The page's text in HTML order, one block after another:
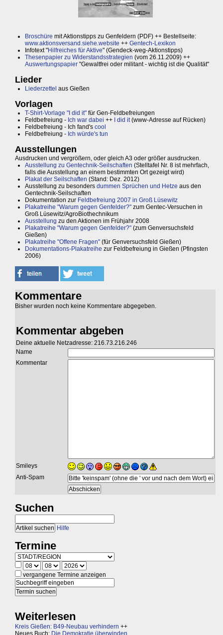
Broschüre mit Aktionstipps zu Genfeldern (PDF) ++ Bestellseite:
www.aktionsversand.siehe.website ++ Gentech-Lexikon
Infotext "Hilfreiches für Aktive" (Gendeck-weg-Aktionstipps)
Thesenpapier zu Widerstandsstrategien (vom 26.11.2009) ++
Auswertungspapier "Gewaltfrei oder militant - wichtig ist die Qualität"
Lieder
Liederzettel aus Gießen
Vorlagen
T-Shirt-Vorlage "I did it" für Gen-Feldbefreiungen
Feldbefreiung - Ich war dabei ++ I did it(www-Adresse auf Rücken)
Feldbefreiung - Ich fand's cool
Feldbefreiung - Ich würde's tun
Ausstellungen
Ausdrucken und vergrößern, oder gleich A3 oder größer ausdrucken.
Ausstellung zu Gentechnik-Seilschaften (Stelltafel Nr. 8 ist mehrfach,
falls die Ausstellung an einem bestimmten Ort gezeigt wird)
Plakat der Seilschaften (Stand: Dez. 2012)
Ausstellung zu besonders dummen Sprüchen und Hetze aus den
Gentechnik-Seilschaften
Dokumentation zur Feldbefreiung 2007 in Groß Lüsewitz
Plakatreihe "Warum gegen Genfelder?" zum Gentec-Versuchen in
Groß Lüsewitz/AgroBiothechnikum
Ausstellung zu den Aktionen im Frühjahr 2008
Plakatreihe "Warum gegen Genfelder?" (zum Genversuchsfeld
Gießen)
Plakatreihe "Offene Fragen" (für Genversuchsfeld Gießen)
Dokumentations-Plakatreihe zur Feldbefreiung in Gießen (Pfingsten
2006)
Kommentare
Bisher wurden noch keine Kommentare abgegeben.
Kommentar abgeben
Deine aktuelle Netzadresse: 216.73.216.246
Name
Kommentar
Smileys
Anti-Spam
Suchen
Hilfe
Termine
vergangene Termine anzeigen
Weiterlesen
Kreis Gießen: B49-Neubau verhindern ++